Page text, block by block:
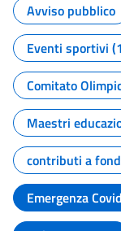
Avviso pubblico
Eventi sportivi
Comitato
Maestri
contributi a
Emergenza